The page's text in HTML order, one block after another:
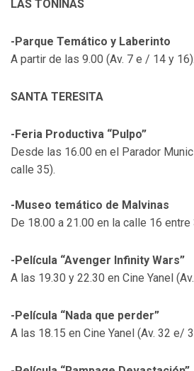
LAS TONINAS
-Parque Temático y Laberinto
A partir de las 9.00 (Av. 7 e / 14 y 16).
SANTA TERESITA
-Feria Productiva “Pulpo”
Desde las 16.00 en el Parador
calle 35).
-Museo temático de Malvinas
De 18.00 a 21.00 en la calle 16 entre
-Película “Avenger Infinity Wars”
A las 19.30 y 22.30 en Cine Yanel
-Película “Nada que perder”
A las 18.15 en Cine Yanel (Av. 32 e/